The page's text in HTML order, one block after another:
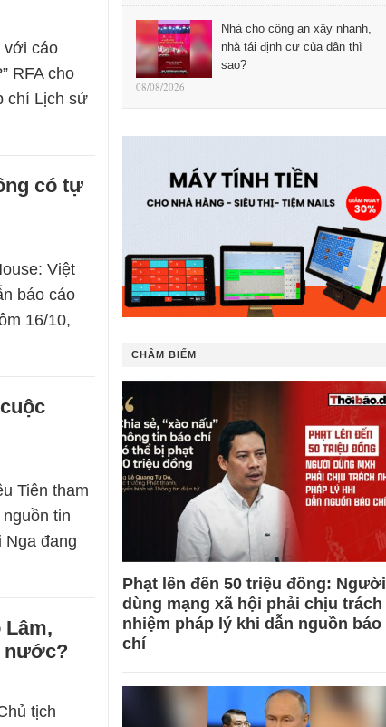
với cáo
RFA cho
chí Lịch sử
có tự
Việt
báo cáo
16/10,
Tiên tham
tin
Nga đang
nước?
tịch
Nhà cho công an xây nhanh,
nhà tái định cư của dân thì
sao?
08/08/2026
CHÂM BIẾM
Phạt lên đến 50 triệu đồng: Người
dùng mạng xã hội phải chịu trách
nhiệm pháp lý khi dẫn nguồn báo
chí